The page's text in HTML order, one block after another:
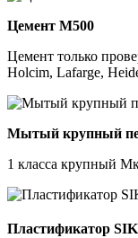
Цемент М500
Цемент только
Holcim, Lafarge,
Мытый крупный
1 класса крупный
Пластификатор